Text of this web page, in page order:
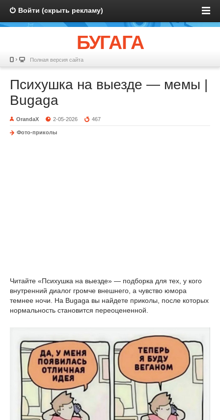
Войти (скрыть рекламу)
БУГАГА
Полная версия сайта
Психушка на выезде — мемы |
Bugaga
OrandaX 2-05-2026 467
Фото-приколы
Читайте «Психушка на выезде» — подборка для тех, у кого
внутренний диалог громче внешнего, а чувство юмора
темнее ночи. На Bugaga вы найдете приколы, после которых
нормальность становится переоцененной.